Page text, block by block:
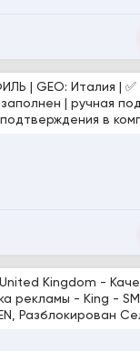
Италия | ✅ Email (firstmail) |
| ручная
в
Kingdom -
рекламы - King -
Разблокирован
+Marketplace,